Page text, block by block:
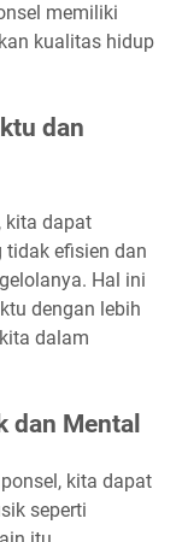
memiliki
kualitas hidup
dan
kita dapat
efisien dan
Hal ini
dengan lebih
dalam
dan Mental
kita dapat
seperti